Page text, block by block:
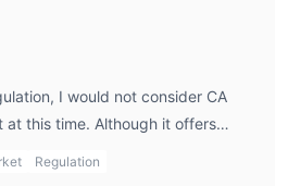
I would not consider CA
at this time. Although it offers
innovative AI tools, the
Regulation